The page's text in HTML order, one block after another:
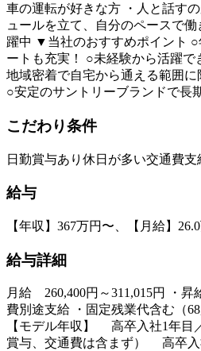
車の運転が好きな方 ・人と話す
ュールを立て、自分のペースで
躍中 ▼当社のおすすめポイント ○
ートも充実！ ○未経験から活躍
地域密着で自宅から通える範囲に
○安定のサントリーブランドで長
こだわり条件
日勤賞与あり 休日が多い交通費支
給与
【年収】367万円〜、【月給】
給与詳細
月給 260,400円～311,015円 ・昇
費別途支給 ・固定残業代含む（
【モデル年収】 高卒入社1年目
賞与、交通費は含まず） 高卒入